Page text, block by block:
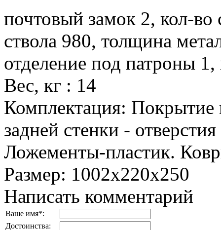
почтовый замок 2, кол-во
ствола 980, толщина
отделение под патроны
Вес, кг : 14
Комплектация: Покрытие
задней стенки -
Ложементы-пластик.
Размер: 1002x220x250
Написать комментарий
Ваше имя*:
Достоинства: